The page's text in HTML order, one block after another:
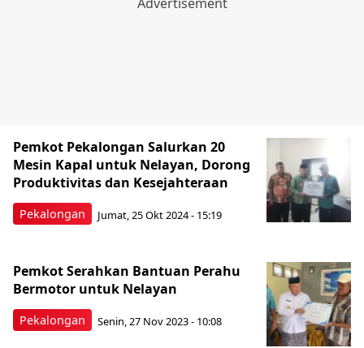
Pekalongan
Pemkot Pekalongan Salurkan 20
Mesin Kapal untuk Nelayan, Dorong
Produktivitas dan Kesejahteraan
Jumat, 25 Okt 2024 - 15:19
Pekalongan
Pemkot Serahkan Bantuan Perahu
Bermotor untuk Nelayan
Senin, 27 Nov 2023 - 10:08